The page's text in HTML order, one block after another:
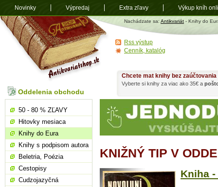
Antikvariát
shop.sk
Nachádzate sa: Antikvariát - Knihy do
KNIŽNÝ TIP V
Kniha
Chcete mat knihy bez
Vyberte si knihy za viac ako 35€ a
Oddelenia obchodu
50 - 80 % ZĽAVY
Hitovky mesiaca
Knihy do Eura
Knihy s podpisom autora
Beletria, Poézia
Cestopisy
Cudzojazyčná
Rss výstup
Cenník, katalóg
Novinky Výpredaj Extra zľavy Výkup kníh